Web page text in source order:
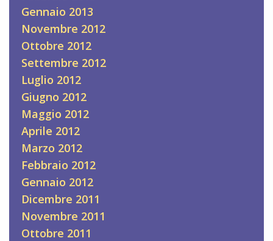
Gennaio 2013
Novembre 2012
Ottobre 2012
Settembre 2012
Luglio 2012
Giugno 2012
Maggio 2012
Aprile 2012
Marzo 2012
Febbraio 2012
Gennaio 2012
Dicembre 2011
Novembre 2011
Ottobre 2011